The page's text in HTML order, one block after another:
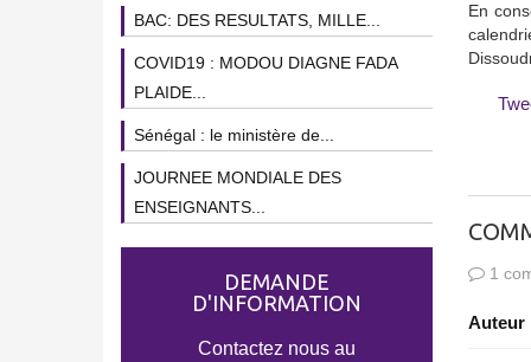
En
1
BAC: DES RESULTATS, MILLE...
COVID19 : MODOU DIAGNE FADA
PLAIDE...
Sénégal : le ministère de...
JOURNEE MONDIALE DES
ENSEIGNANTS...
DEMANDE
D'INFORMATION
Contactez nous au